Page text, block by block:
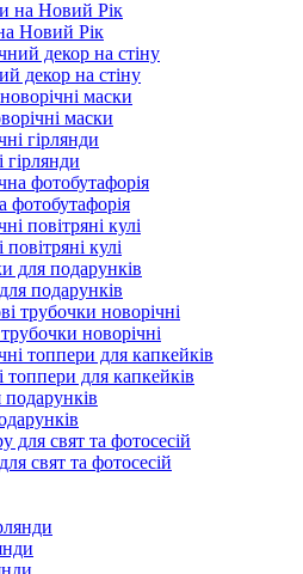
Новий Рік
декор на стіну
маски
гірлянди
фотобутафорія
кулі
подарунків
новорічні
топпери для капкейків
свят та фотосесій